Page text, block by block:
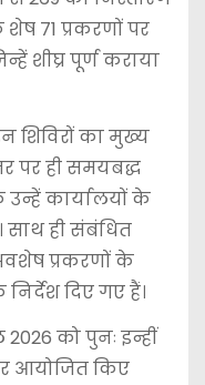
71 प्रकरणों पर
शीघ्र पूर्ण कराया
शिविरों का मुख्य
पर ही समयबद्ध
कार्यालयों के
ही संबंधित
प्रकरणों के
दिए गए हैं।
को पुनः इन्हीं
आयोजित किए